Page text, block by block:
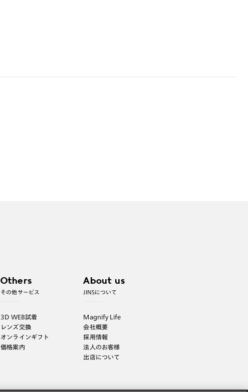
Q
ズ作成」を選択
2. 遠近レンズより「遠近両用」を選択の
3. 「度数がわからない方・店舗でレンズ
作成」を選択
※オプションレンズと組み合わせた遠近両用（累
進）レンズはオンラインショップでご注文できませ
Others
その他サービス
3D WEB試着
レンズ交換
オンラインギフト
価格案内
About us
JINSについて
Magnify Life
会社概要
採用情報
法人のお客様
出店について